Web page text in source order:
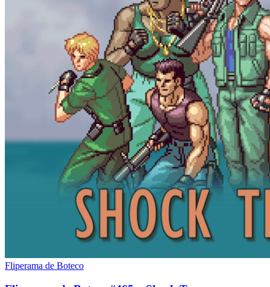
Fliperama de Boteco